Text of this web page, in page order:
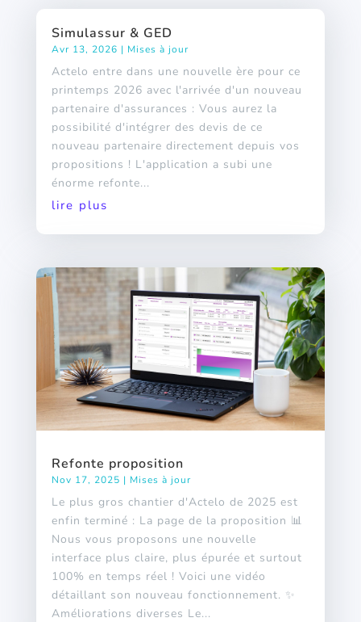
Simulassur & GED
Avr 13, 2026 | Mises à jour
Actelo entre dans une nouvelle ère pour ce
printemps 2026 avec l'arrivée d'un nouveau
partenaire d'assurances : Vous aurez la
possibilité d'intégrer des devis de ce
nouveau partenaire directement depuis vos
propositions ! L'application a subi une
énorme refonte...
lire plus
Refonte proposition
Nov 17, 2025 | Mises à jour
Le plus gros chantier d'Actelo de 2025 est
enfin terminé : La page de la proposition 📊
Nous vous proposons une nouvelle
interface plus claire, plus épurée et surtout
100% en temps réel ! Voici une vidéo
détaillant son nouveau fonctionnement. ✨
Améliorations diverses Le...